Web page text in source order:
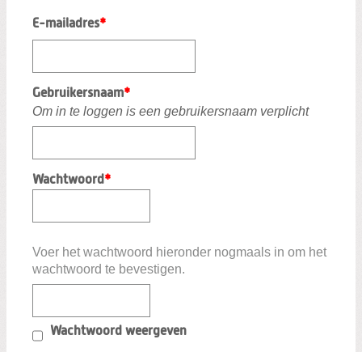
E-mailadres*
Gebruikersnaam*
Om in te loggen is een gebruikersnaam verplicht
Wachtwoord*
Voer het wachtwoord hieronder nogmaals in om het
wachtwoord te bevestigen.
Wachtwoord weergeven